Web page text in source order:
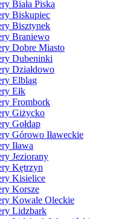
Zambrów
Biała Piska
Biskupiec
Bisztynek
Braniewo
Dobre Miasto
Dubeninki
Działdowo
Elbląg
Ełk
Frombork
Giżycko
Gołdap
Górowo Iławeckie
Iława
Jeziorany
Kętrzyn
Kisielice
Korsze
Kowale Oleckie
Lidzbark